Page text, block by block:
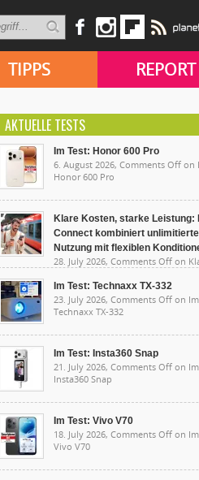
TIPPS REPORT
AKTUELLE TESTS
Im Test: Honor 600 Pro
6. August 2026, Comments Off on
Honor 600 Pro
Klare Kosten, starke Leistung:
Connect kombiniert unlimitierte
Nutzung mit flexiblen
28. July 2026, Comments Off on
unlimitierte Nutzung mit flexiblen Konditionen
Im Test: Technaxx TX-332
23. July 2026, Comments Off on
Technaxx TX-332
Im Test: Insta360 Snap
21. July 2026, Comments Off on
Insta360 Snap
Im Test: Vivo V70
18. July 2026, Comments Off on
Vivo V70